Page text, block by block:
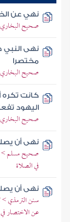
نهي عن
صحيح البخاري
نهى النبي
مختصرا
صحيح البخاري
كانت
اليهود
صحيح البخاري
نهى أن
صحيح مسلم >
في الصلاة
نهى أن
سنن الترمذي
عن الاختصار